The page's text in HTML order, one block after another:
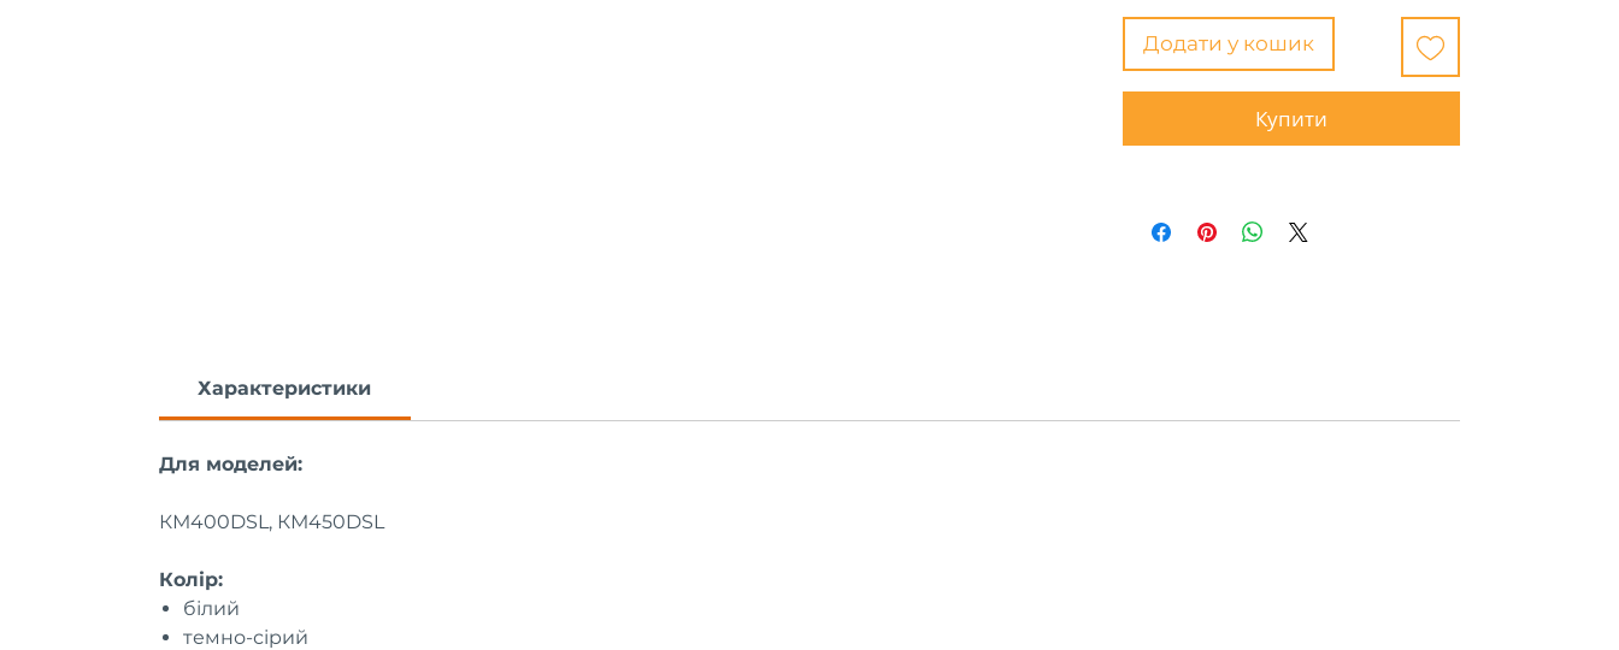
Оберіть модель човна, щоб
дізнатися ціну, або зверніться за
Додати у кошик
Купити
Характеристики
Для моделей:
КМ400DSL, КМ450DSL
Колір:
білий
темно-сірий